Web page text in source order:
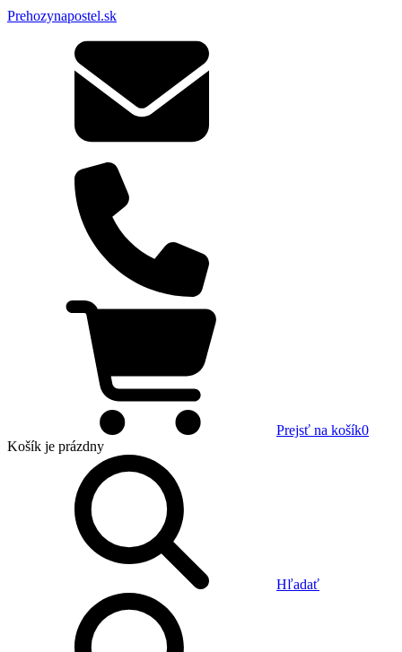
Prehozynapostel.sk
Prejsť na košík0
Košík je prázdny
Hľadať